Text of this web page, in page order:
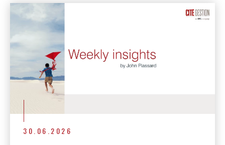
30.06.2026